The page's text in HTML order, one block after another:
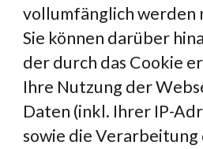
vollumfänglich werden
Sie können darüber
der durch das Cookie
Ihre Nutzung der
Daten (inkl. Ihrer IP-
sowie die Verarbeitung